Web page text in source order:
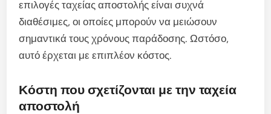
επιλογές ταχείας αποστολής είναι συχνά
διαθέσιμες, οι οποίες μπορούν να μειώσουν
σημαντικά τους χρόνους παράδοσης. Ωστόσο,
αυτό έρχεται με επιπλέον κόστος.
Κόστη που σχετίζονται με την ταχεία
αποστολή